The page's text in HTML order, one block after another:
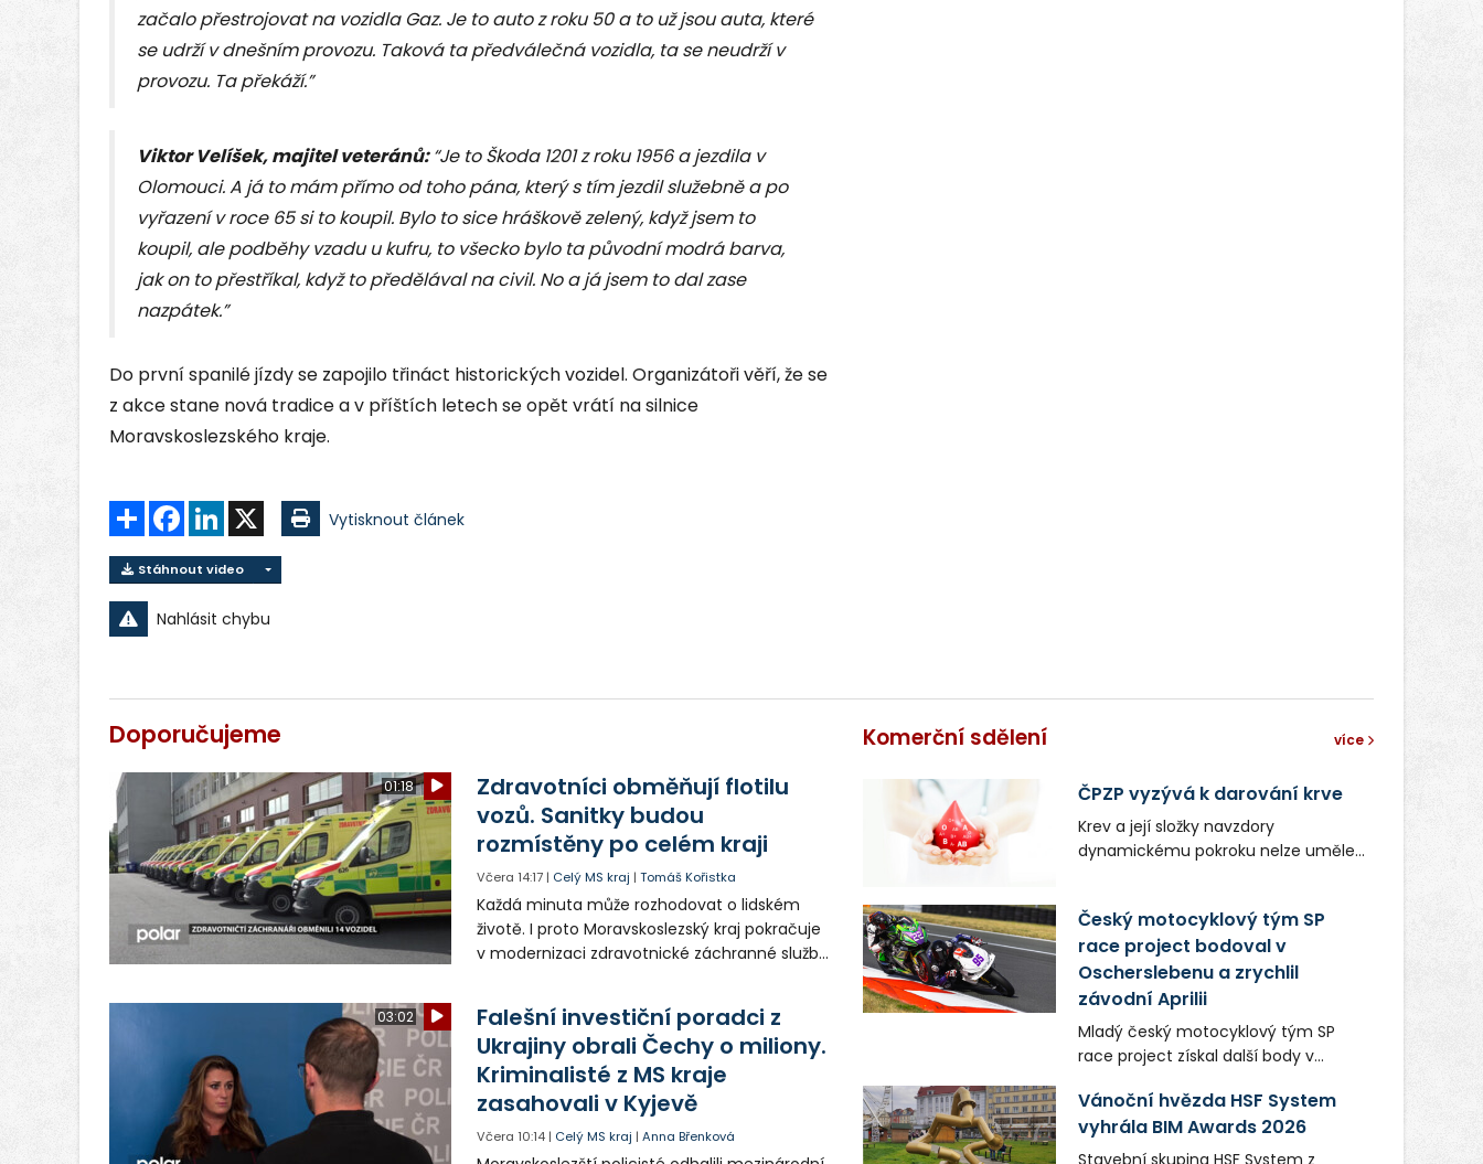
začalo přestrojovat na vozidla Gaz. Je to auto z roku 50 a to už jsou auta, které
se udrží v dnešním provozu. Taková ta předválečná vozidla, ta se neudrží v
provozu. Ta překáží.”
Viktor Velíšek, majitel veteránů:“Je to Škoda 1201 z roku 1956 a jezdila v
Olomouci. A já to mám přímo od toho pána, který s tím jezdil služebně a po
vyřazení v roce 65 si to koupil. Bylo to sice hráškově zelený, když jsem to
koupil, ale podběhy vzadu u kufru, to všecko bylo ta původní modrá barva,
jak on to přestříkal, když to předělával na civil. No a já jsem to dal zase
nazpátek.”
Do první spanilé jízdy se zapojilo třináct historických vozidel. Organizátoři věří, že se
z akce stane nová tradice a v příštích letech se opět vrátí na silnice
Moravskoslezského kraje.
Sdílet FacebookLinkedIn Vytisknout článek
Stáhnout video
Nahlásit chybu
Doporučujeme
01:18
Zdravotníci obměňují flotilu
vozů. Sanitky budou
rozmístěny po celém kraji
Včera 14:17 | Celý MS kraj |Tomáš Kořistka
Každá minuta může rozhodovat o lidském
životě. I proto Moravskoslezský kraj pokračuje
v modernizaci zdravotnické záchranné služby
03:02
Falešní investiční poradci z
Ukrajiny obrali Čechy o miliony.
Kriminalisté z MS kraje
zasahovali v Kyjevě
Včera 10:14 | Celý MS kraj |Anna Břenková
Komerční sdělení více
ČPZP vyzývá k darování krve
Krev a její složky navzdory
dynamickému pokroku nelze uměle
nenahraditelnou tělní tekutinu
neobejde. Naléhavá potřeba doplnit
krevní zásoby nastává vždy v létě,
kdy stoupá počet úrazů. Česká
průmyslová zdravotní pojišťovna
(ČPZP) apeluje na všechny, kteří se
těší dobrému zdraví, aby se stali
pravidelnými dárci krve.
Český motocyklový tým SP
race project bodoval v
Oscherslebenu a zrychlil
závodní Aprilii
Mladý český motocyklový tým SP
race project získal další body v
MOTO. Při závodním víkendu, který se
konal od 31. července do 2. srpna na
německém okruhu Oschersleben,
Vánoční hvězda HSF System
vyhrála BIM Awards 2026
Stavební skupina HSF System z